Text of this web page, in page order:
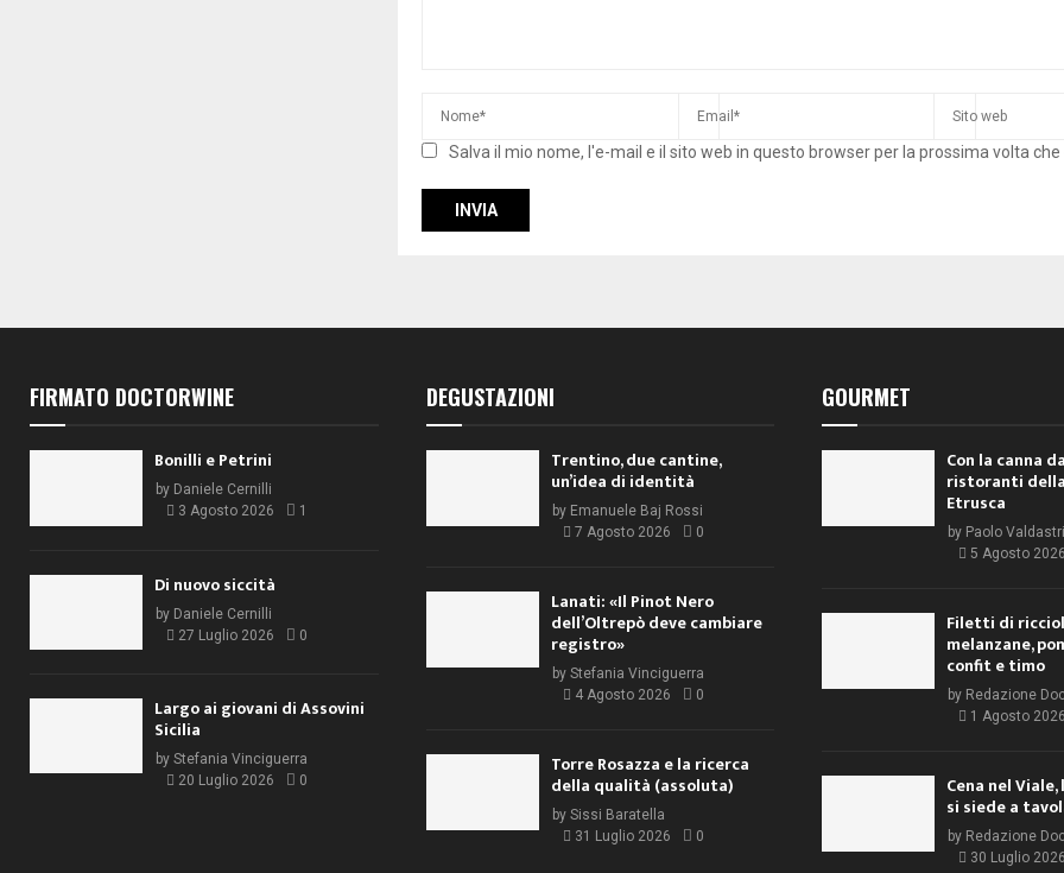
Salva il mio nome, l'e-mail e il sito web in questo browser per la prossima volta
FIRMATO DOCTORWINE
Bonilli e Petrini
by Daniele Cernilli
3 Agosto 2026
1
Di nuovo siccità
by Daniele Cernilli
27 Luglio 2026
0
Largo ai giovani di Assovini
Sicilia
by Stefania Vinciguerra
20 Luglio 2026
0
DEGUSTAZIONI
Trentino, due cantine,
un’idea di identità
by Emanuele Baj Rossi
7 Agosto 2026
0
Lanati: «Il Pinot Nero
dell’Oltrepò deve cambiare
registro»
by Stefania Vinciguerra
4 Agosto 2026
0
Torre Rosazza e la ricerca
della qualità (assoluta)
by Sissi Baratella
31 Luglio 2026
0
GOURMET
Con la canna
ristoranti
Etrusca
by Paolo Valdastri
5 Agosto 2026
Filetti di
melanzane,
confit e timo
by Redazione
1 Agosto 2026
Cena nel
si siede a
by Redazione
30 Luglio 2026